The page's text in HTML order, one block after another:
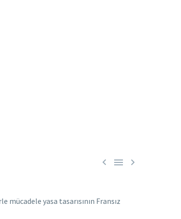
  
yasa tasarısının Fransız